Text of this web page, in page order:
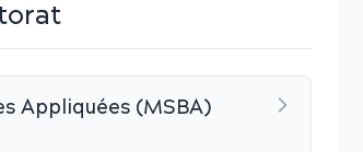
Appliquées (MSBA)